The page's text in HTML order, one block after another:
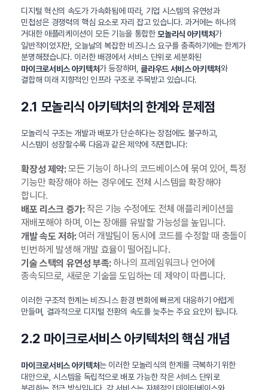
디지털 혁신의 속도가 가속화됨에 따라, 기업 시스템의 유연성과
민첩성은 경쟁력의 핵심 요소로 자리 잡고 있습니다. 과거에는 하나의
거대한 애플리케이션이 모든 기능을 통합한 모놀리식 아키텍처가
일반적이었지만, 오늘날의 복잡한 비즈니스 요구를 충족하기에는 한계가
분명해졌습니다. 이러한 배경에서 서비스 단위로 세분화된
마이크로서비스 아키텍처가 등장하며,클라우드 서비스 아키텍처와
결합해 미래 지향적인 인프라 구조로 주목받고 있습니다.
2.1 모놀리식 아키텍처의 한계와 문제점
모놀리식 구조는 개발과 배포가 단순하다는 장점에도 불구하고,
시스템이 성장할수록 다음과 같은 제약에 직면합니다:
확장성 제약:모든 기능이 하나의 코드베이스에 묶여 있어, 특정
기능만 확장해야 하는 경우에도 전체 시스템을 확장해야
합니다.
배포 리스크 증가:작은 기능 수정에도 전체 애플리케이션을
재배포해야 하며, 이는 장애를 유발할 가능성을 높입니다.
개발 속도 저하:여러 개발팀이 동시에 코드를 수정할 때 충돌이
빈번하게 발생해 개발 효율이 떨어집니다.
기술 스택의 유연성 부족:하나의 프레임워크나 언어에
종속되므로, 새로운 기술을 도입하는 데 제약이 따릅니다.
이러한 구조적 한계는 비즈니스 환경 변화에 빠르게 대응하기 어렵게
만들며, 결과적으로 디지털 전환의 속도를 늦추는 주요 요인이 됩니다.
2.2 마이크로서비스 아키텍처의 핵심 개념
마이크로서비스 아키텍처는 이러한 모놀리식의 한계를 극복하기 위한
대안으로, 시스템을 독립적으로 배포 가능한 작은 서비스 단위로